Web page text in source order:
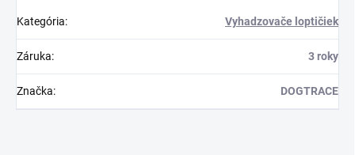
Kategória: Vyhadzovače loptičiek
Záruka: 3 roky
Značka: DOGTRACE